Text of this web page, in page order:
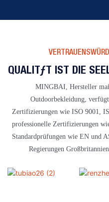
QUALITÄT IST DIE
MINGBAI, Hersteller
Outdoorbekleidung,
Zertifizierungen wie ISO 9001,
professionelle Zertifizierungen
Standardprüfungen wie EN und
Regierungen